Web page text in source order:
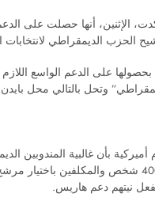
الإثنين، أنها حصلت على الدعم
الحزب الديمقراطي لانتخابات
على الدعم الواسع
وتحل بالتالي محل
بأن غالبية المندوبين
البالغ عددهم نحو 4000 شخص والمكلفين
نيتهم دعم هاريس.